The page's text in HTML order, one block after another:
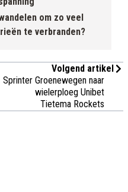
om zo veel
te verbranden?
Volgend artikel
Sprinter Groenewegen naar
wielerploeg Unibet
Tietema Rockets